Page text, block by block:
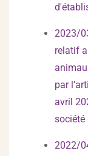
2023/
relatif
par
avril
société
2022/